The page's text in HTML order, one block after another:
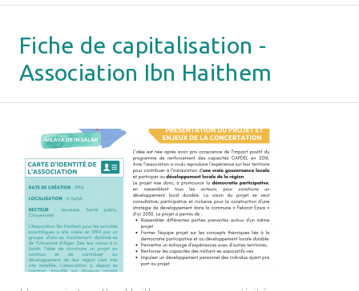
Fiche de capitalisation -
Association Ibn Haithem